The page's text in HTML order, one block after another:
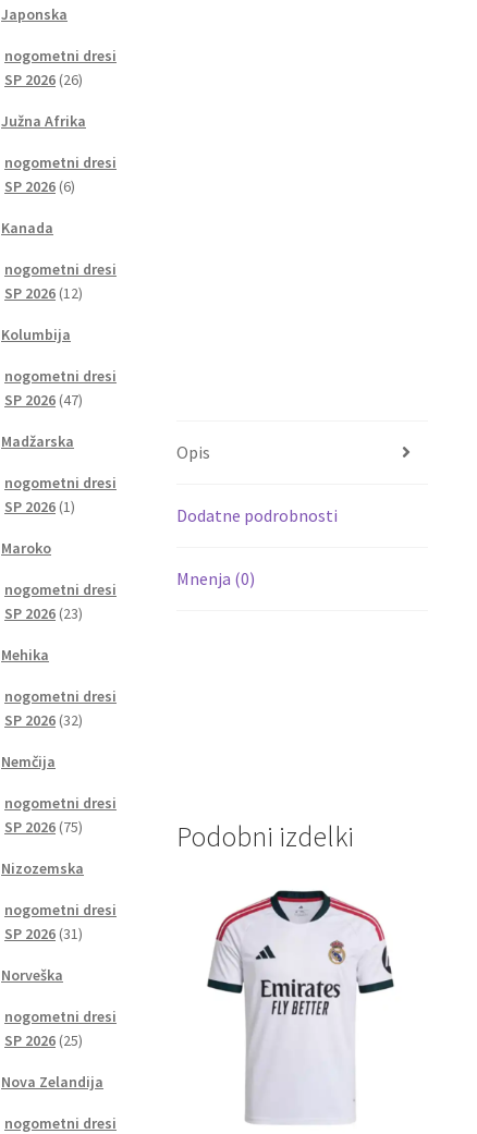
Opis
Dodatne podrobnosti
Mnenja (0)
Podobni izdelki
Japonska
nogometni dresi
SP 2026 2626
Južna Afrika
nogometni dresi
SP 2026 66
Kanada
nogometni dresi
SP 2026 1212
Kolumbija
nogometni dresi
SP 2026 4747
Madžarska
nogometni dresi
SP 2026 11
Maroko
nogometni dresi
SP 2026 2323
Mehika
nogometni dresi
SP 2026 3232
Nemčija
nogometni dresi
SP 2026 7575
Nizozemska
nogometni dresi
SP 2026 3131
Norveška
nogometni dresi
SP 2026 2525
Nova Zelandija
nogometni dresi